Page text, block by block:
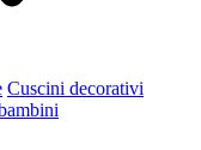
Cuscini decorativi